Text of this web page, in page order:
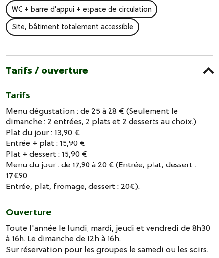
WC + barre d'appui + espace de circulation
Site, bâtiment totalement accessible
Tarifs / ouverture
Tarifs
Menu dégustation : de 25 à 28 € (Seulement le
dimanche : 2 entrées, 2 plats et 2 desserts au choix.)
Plat du jour : 13,90 €
Entrée + plat : 15,90 €
Plat + dessert : 15,90 €
Menu du jour : de 17,90 à 20 € (Entrée, plat, dessert :
17€90
Entrée, plat, fromage, dessert : 20€).
Ouverture
Toute l'année le lundi, mardi, jeudi et vendredi de 8h30
à 16h. Le dimanche de 12h à 16h.
Sur réservation pour les groupes le samedi ou les soirs.